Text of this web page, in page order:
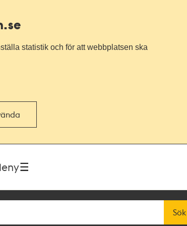
statistik och för att webbplatsen ska
Sök